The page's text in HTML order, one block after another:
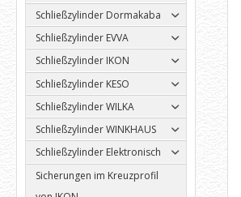
Schließzylinder Dormakaba
Schließzylinder EVVA
Schließzylinder IKON
Schließzylinder KESO
Schließzylinder WILKA
Schließzylinder WINKHAUS
Schließzylinder Elektronisch
Sicherungen im Kreuzprofil